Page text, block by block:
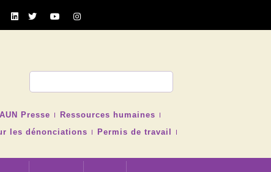
AUN Presse
Ressources humaines
les dénonciations
Permis de travail